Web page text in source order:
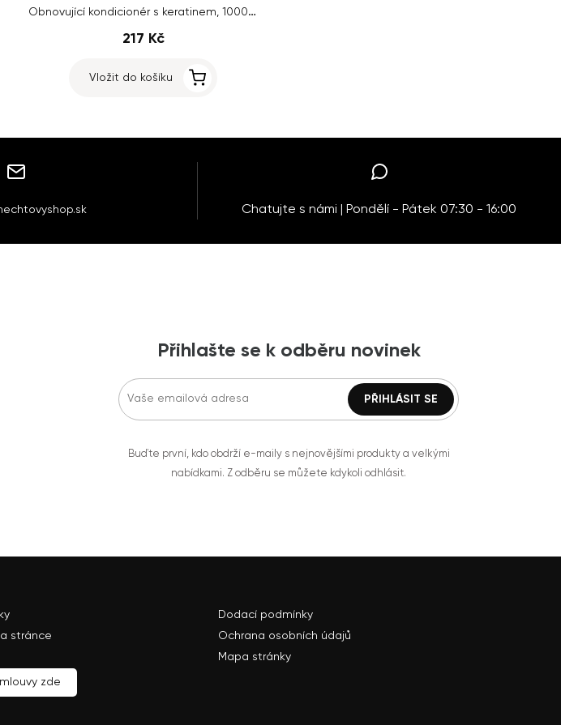
Obnovující kondicionér s keratinem, 1000 ml
217 Kč
Vložit do košíku
Chatujte s námi | Pondělí - Pátek 07:30 - 16:00
Přihlašte se k odběru novinek
Buďte první, kdo obdrží e-maily s nejnovějšími produkty a velkými
nabídkami. Z odběru se můžete kdykoli odhlásit.
Dodací podmínky
stránce
Ochrana osobních údajů
Mapa stránky
zde